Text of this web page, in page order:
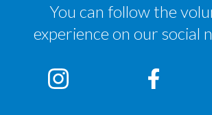
You can follow the
experience on our social